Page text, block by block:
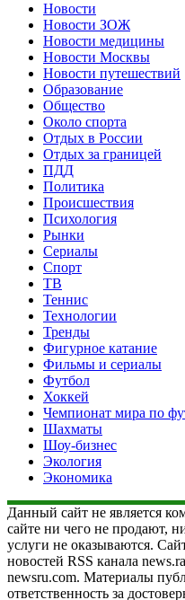
Новости
Новости ЗОЖ
Новости медицины
Новости Москвы
Новости путешествий
Образование
Общество
Около спорта
Отдых в России
Отдых за границей
ПДД
Политика
Происшествия
Психология
Рынки
Сериалы
Спорт
ТВ
Теннис
Технологии
Тренды
Фигурное катание
Фильмы и сериалы
Футбол
Хоккей
Чемпионат мира по
Шахматы
Шоу-бизнес
Экология
Экономика
Данный сайт не является
сайте ни чего не продают,
услуги не оказываются.
новостей RSS канала
newsru.com. Материалы
ответственность за